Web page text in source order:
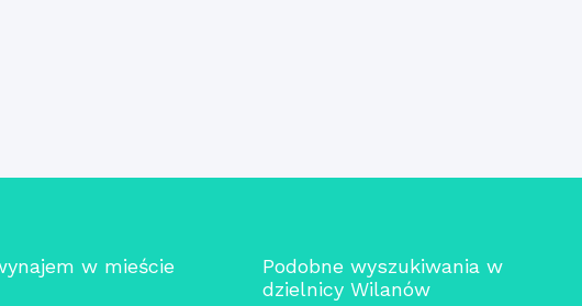
w mieście
Podobne wyszukiwania w
dzielnicy Wilanów